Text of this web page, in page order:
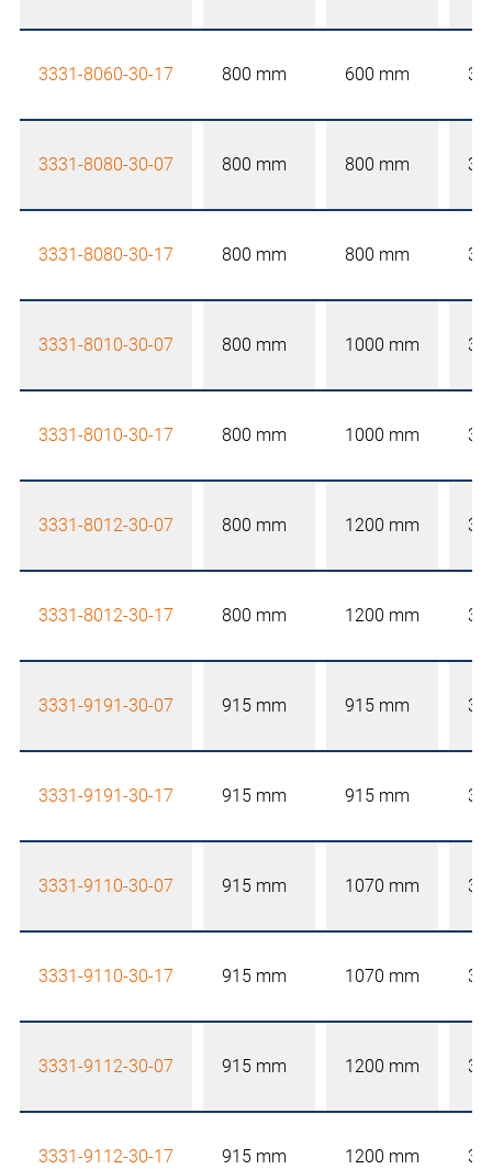
3331-8060-30-17 800 mm 600 mm
3331-8080-30-07 800 mm 800 mm
3331-8080-30-17 800 mm 800 mm
3331-8010-30-07 800 mm 1000 mm
3331-8010-30-17 800 mm 1000 mm
3331-8012-30-07 800 mm 1200 mm
3331-8012-30-17 800 mm 1200 mm
3331-9191-30-07 915 mm 915 mm
3331-9191-30-17 915 mm 915 mm
3331-9110-30-07 915 mm 1070 mm
3331-9110-30-17 915 mm 1070 mm
3331-9112-30-07 915 mm 1200 mm
3331-9112-30-17 915 mm 1200 mm